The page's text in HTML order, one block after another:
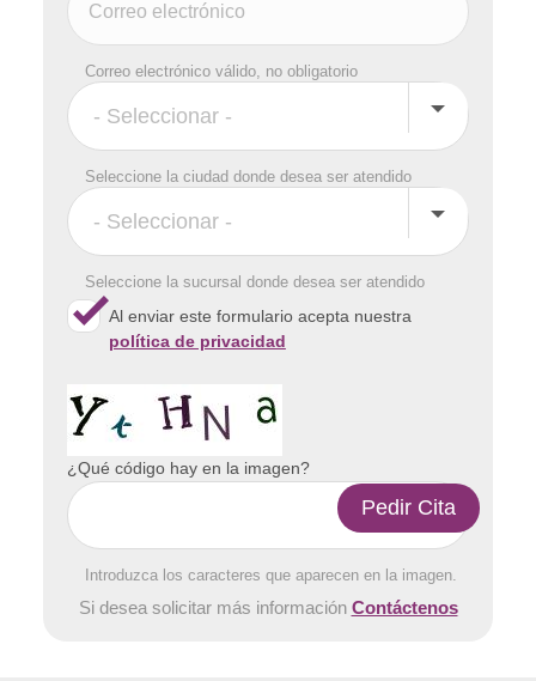
Correo electrónico válido, no obligatorio
Seleccione la ciudad donde desea ser atendido
Seleccione la sucursal donde desea ser atendido
Al enviar este formulario acepta nuestra
política de privacidad
¿Qué código hay en la imagen?
Introduzca los caracteres que aparecen en la imagen.
Si desea solicitar más información Contáctenos